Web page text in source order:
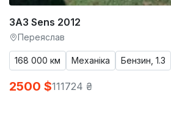
ЗАЗ Sens 2012
Переяслав
168 000 км Механіка Бензин, 1.3
2500 $111724 ₴